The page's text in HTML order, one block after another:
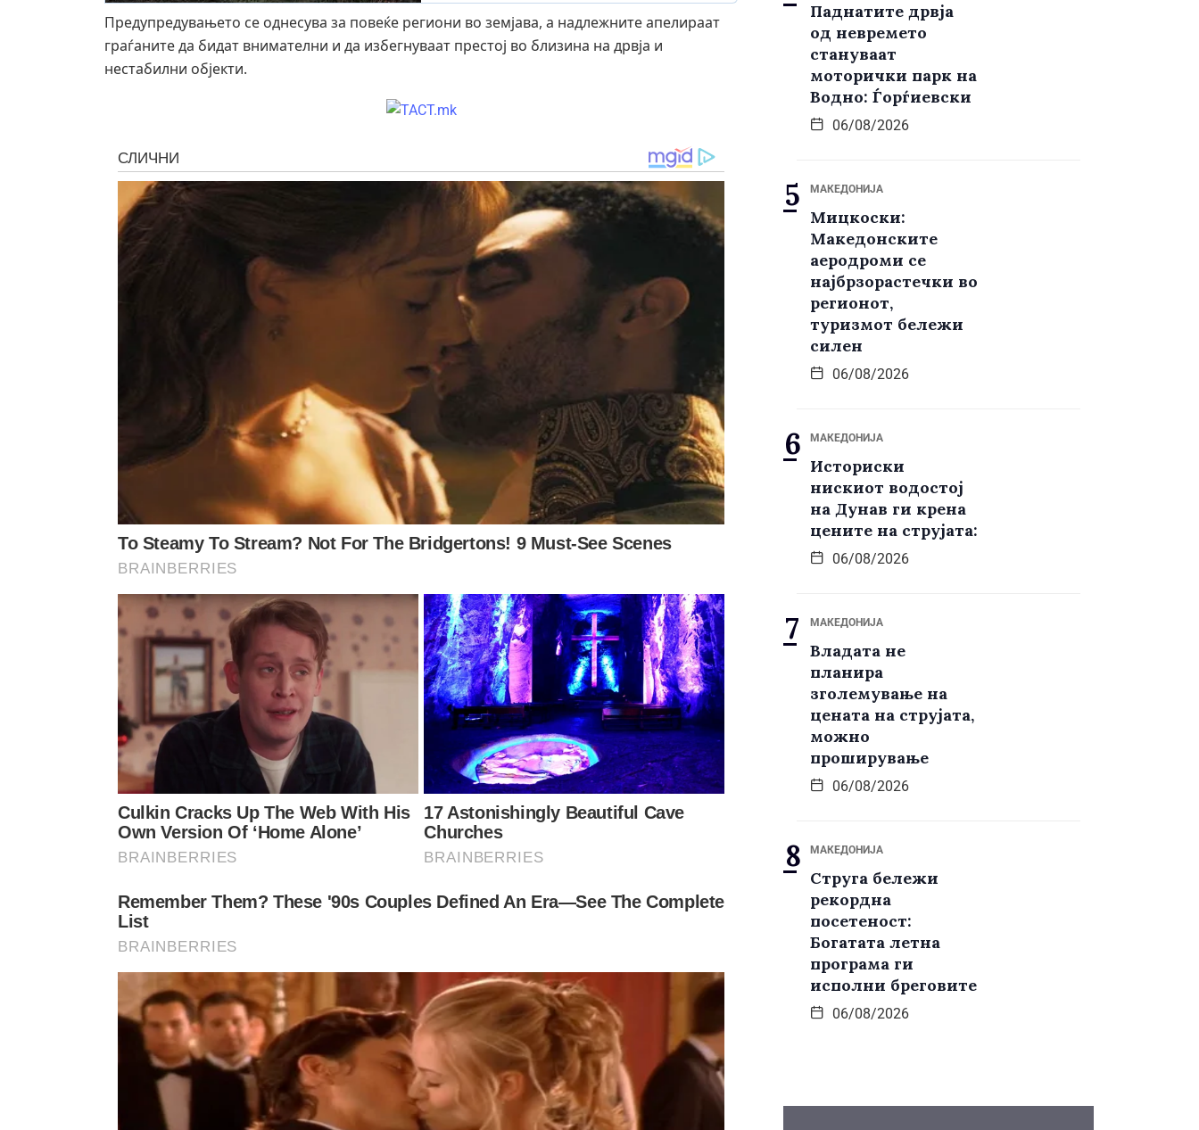
Предупредувањето се однесува за повеќе региони во земјава, а надлежните апелираат
граѓаните да бидат внимателни и да избегнуваат престој во близина на дрвја и
нестабилни објекти.
Паднатите дрвја
од невремето
стануваат
моторички парк на
Водно: Ѓорѓиевски
06/08/2026
МАКЕДОНИЈА
Мицкоски:
Македонските
аеродроми се
најбрзорастечки во
регионот,
туризмот бележи
силен
06/08/2026
МАКЕДОНИЈА
Историски
нискиот водостој
на Дунав ги крена
цените на струјата:
06/08/2026
МАКЕДОНИЈА
Владата не
планира
зголемување на
цената на струјата,
можно
проширување
06/08/2026
МАКЕДОНИЈА
Струга бележи
рекордна
посетеност:
Богатата летна
програма ги
исполни бреговите
06/08/2026